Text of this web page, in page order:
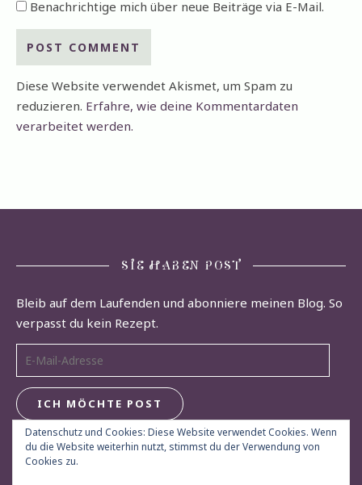
Benachrichtige mich über neue Beiträge via E-Mail.
Diese Website verwendet Akismet, um Spam zu
reduzieren. Erfahre, wie deine Kommentardaten
verarbeitet werden.
SIE HABEN POST
Bleib auf dem Laufenden und abonniere meinen Blog. So
verpasst du kein Rezept.
E-Mail-Adresse
ICH MÖCHTE POST
Datenschutz und Cookies: Diese Website verwendet Cookies. Wenn
du die Website weiterhin nutzt, stimmst du der Verwendung von
Cookies zu.